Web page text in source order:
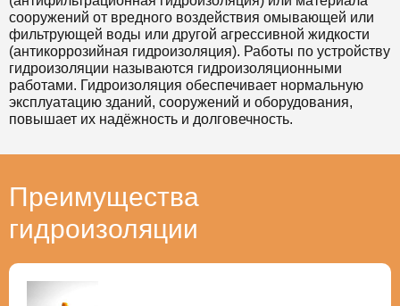
сооружений от вредного воздействия омывающей или
фильтрующей воды или другой агрессивной жидкости
(антикоррозийная гидроизоляция). Работы по устройству
гидроизоляции называются гидроизоляционными
работами. Гидроизоляция обеспечивает нормальную
эксплуатацию зданий, сооружений и оборудования,
повышает их надёжность и долговечность.
Преимущества
гидроизоляции